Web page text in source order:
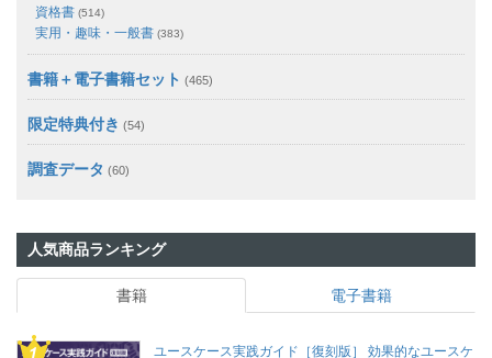
資格書 (514)
実用・趣味・一般書 (383)
書籍＋電子書籍セット (465)
限定特典付き (54)
調査データ (60)
人気商品ランキング
書籍 電子書籍
ユースケース実践ガイド［復刻版］ 効果的なユースケ